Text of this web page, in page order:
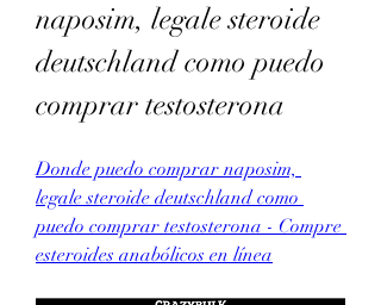
naposim, legale steroide
deutschland como puedo
comprar testosterona
Donde puedo comprar naposim,
legale steroide deutschland como
puedo comprar testosterona - Compre
esteroides anabólicos en línea